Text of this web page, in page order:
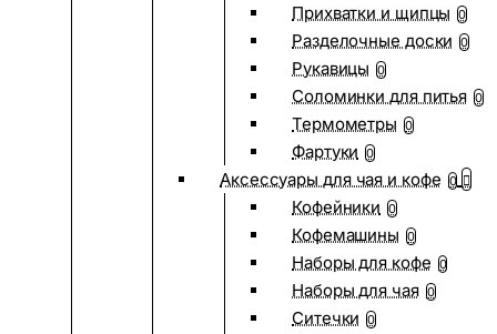
Прихватки и щипцы 0
Разделочные доски 0
Рукавицы 0
Соломинки для питья 0
Термометры 0
Фартуки 0
Аксессуары для чая и кофе 0
Кофейники 0
Кофемашины 0
Наборы для кофе 0
Наборы для чая 0
Ситечки 0